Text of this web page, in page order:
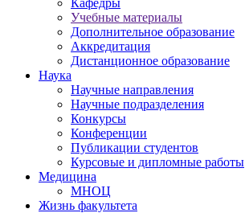
Кафедры
Учебные материалы
Дополнительное образование
Аккредитация
Дистанционное образование
Наука
Научные направления
Научные подразделения
Конкурсы
Конференции
Публикации студентов
Курсовые и дипломные работы
Медицина
МНОЦ
Жизнь факультета